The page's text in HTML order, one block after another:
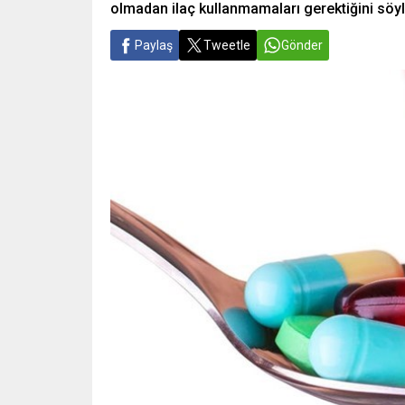
olmadan ilaç kullanmamaları gerektiğini
Paylaş Tweetle Gönder